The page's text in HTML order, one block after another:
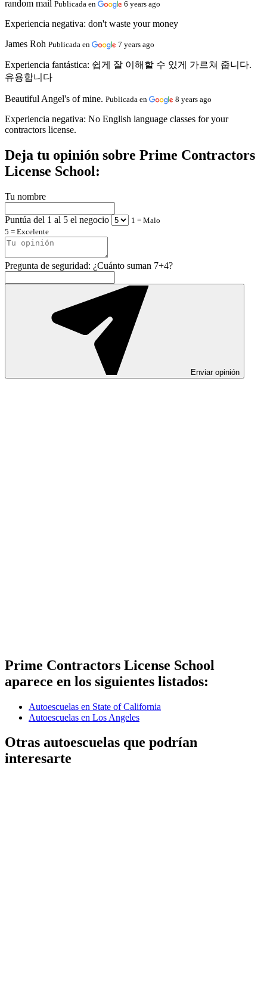
random mail Publicada en 6 years ago
Experiencia negativa: don't waste your money
James Roh Publicada en 7 years ago
Experiencia fantástica: 쉽게 잘 이해할 수 있게 가르쳐 줍니다.
유용합니다
Beautiful Angel's of mine. Publicada en 8 years ago
Experiencia negativa: No English language classes for your
contractors license.
Deja tu opinión sobre Prime Contractors
License School:
Tu nombre
Puntúa del 1 al 5 el negocio
1 = Malo
5 = Excelente
Pregunta de seguridad: ¿Cuánto suman 7+4?
Enviar opinión
Prime Contractors License School
aparece en los siguientes listados:
Autoescuelas en State of California
Autoescuelas en Los Angeles
Otras autoescuelas que podrían
interesarte